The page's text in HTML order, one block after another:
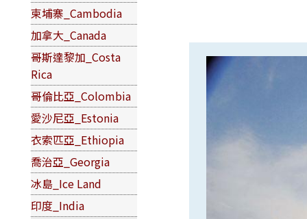
柬埔寨_Cambodia
加拿大_Canada
哥斯達黎加_Costa
Rica
哥倫比亞_Colombia
愛沙尼亞_Estonia
衣索匹亞_Ethiopia
喬治亞_Georgia
冰島_Ice Land
印度_India